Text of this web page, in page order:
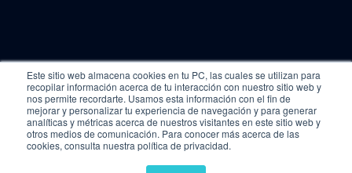
Este sitio web almacena cookies en tu PC, las cuales se utilizan para
recopilar información acerca de tu interacción con nuestro sitio web y
nos permite recordarte. Usamos esta información con el fin de
mejorar y personalizar tu experiencia de navegación y para generar
analíticas y métricas acerca de nuestros visitantes en este sitio web y
otros medios de comunicación. Para conocer más acerca de las
cookies, consulta nuestra política de privacidad.